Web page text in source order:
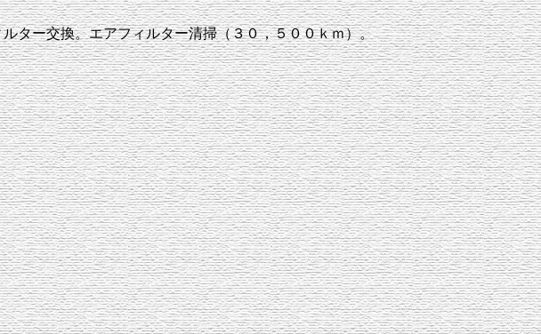
ター交換。エアフィルター清掃（３０，５００ｋｍ）。